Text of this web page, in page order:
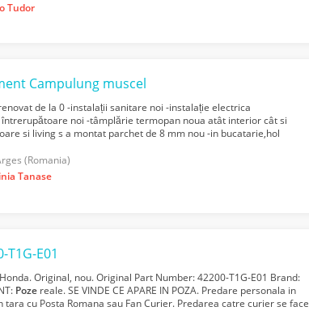
Tudor
Campulung muscel
de la 0 -instalații sanitare noi -instalație electrica
noi -tâmplărie termopan noua atât interior cât si
si living s a montat parchet de 8 mm nou -in bucatarie,hol
(Romania)
Tanase
T1G-E01
Original, nou. Original Part Number: 42200-T1G-E01 Brand:
Poze reale. SE VINDE CE APARE IN POZA. Predare personala in
cu Posta Romana sau Fan Curier. Predarea catre curier se face